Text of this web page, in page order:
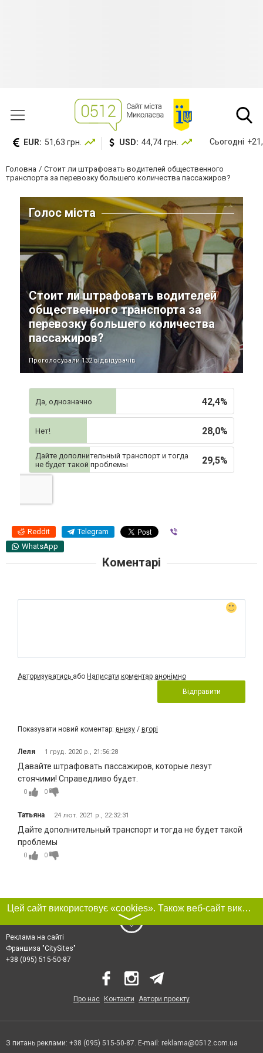
EUR: 51,63 грн. USD: 44,74 грн. Сьогодні
Головна
Стоит ли штрафовать водителей общественного
транспорта за перевозку большего количества пассажиров?
Голос міста
Стоит ли штрафовать водителей
общественного транспорта за
перевозку большего количества
пассажиров?
Проголосували 132 відвідувачів
42,4%
Да, однозначно
28,0%
Нет!
29,5%
Дайте дополнительный транспорт и тогда
не будет такой проблемы
Reddit Telegram
WhatsApp
Коментарі
Авторизуватись або Написати коментар анонімно
Відправити
Показувати новий коментар: внизу / вгорі
Леля 1 груд. 2020 р., 21:56:28
Давайте штрафовать пассажиров, которые лезут
стоячими! Справедливо будет.
0 0
Татьяна 24 лют. 2021 р., 22:32:31
Дайте дополнительный транспорт и тогда не будет такой
проблемы
0 0
Цей сайт використовує «cookies». Також веб-сайт використовує інтернет-сервіс для збору технічних даних стосовно відвідувачів з метою отримання маркетингової та статистичної інформації. Умови обробки даних відвідувачів сайту див.
〉
Реклама на сайті
Франшиза "CitySites"
+38 (095) 515-50-87
Про нас Контакти Автори проєкту
З питань реклами: +38 (095) 515-50-87. E-mail: reklama@0512.com.ua